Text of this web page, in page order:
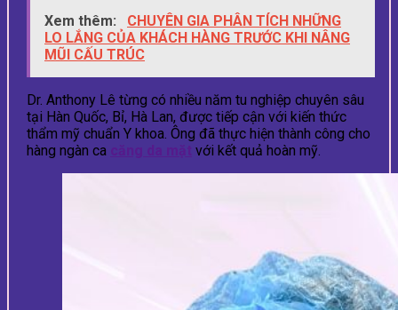
Xem thêm:
CHUYÊN GIA PHÂN TÍCH NHỮNG
LO LẮNG CỦA KHÁCH HÀNG TRƯỚC KHI NÂNG
MŨI CẤU TRÚC
Dr. Anthony Lê từng có nhiều năm tu nghiệp chuyên sâu
tại Hàn Quốc, Bỉ, Hà Lan, được tiếp cận với kiến thức
thẩm mỹ chuẩn Y khoa. Ông đã thực hiện thành công cho
hàng ngàn ca căng da mặt với kết quả hoàn mỹ.